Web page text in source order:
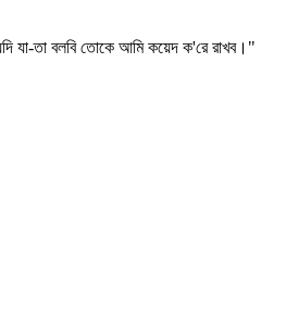
যা-তা বলবি তোকে আমি কয়েদ ক'রে রাখব।"